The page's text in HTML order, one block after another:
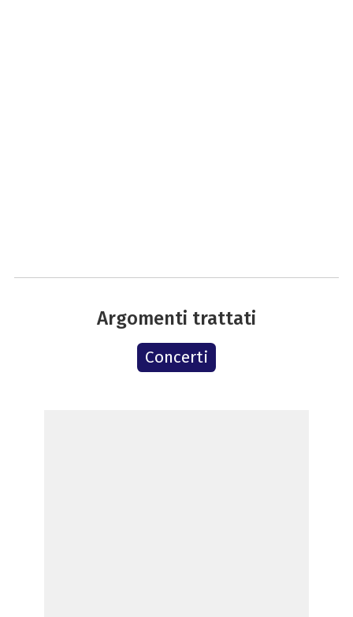
Argomenti trattati
Concerti